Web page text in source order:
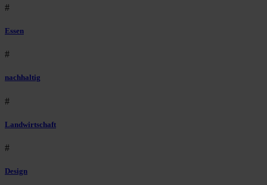
#
Essen
#
nachhaltig
#
Landwirtschaft
#
Design